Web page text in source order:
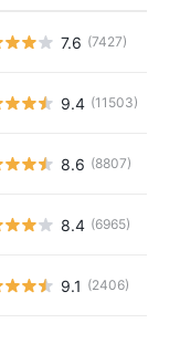
7.6 (7427)
9.4 (11503)
8.6 (8807)
8.4 (6965)
9.1 (2406)